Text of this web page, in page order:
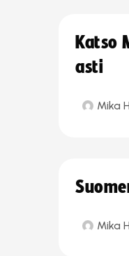
Katso
asti
Mika
Mika